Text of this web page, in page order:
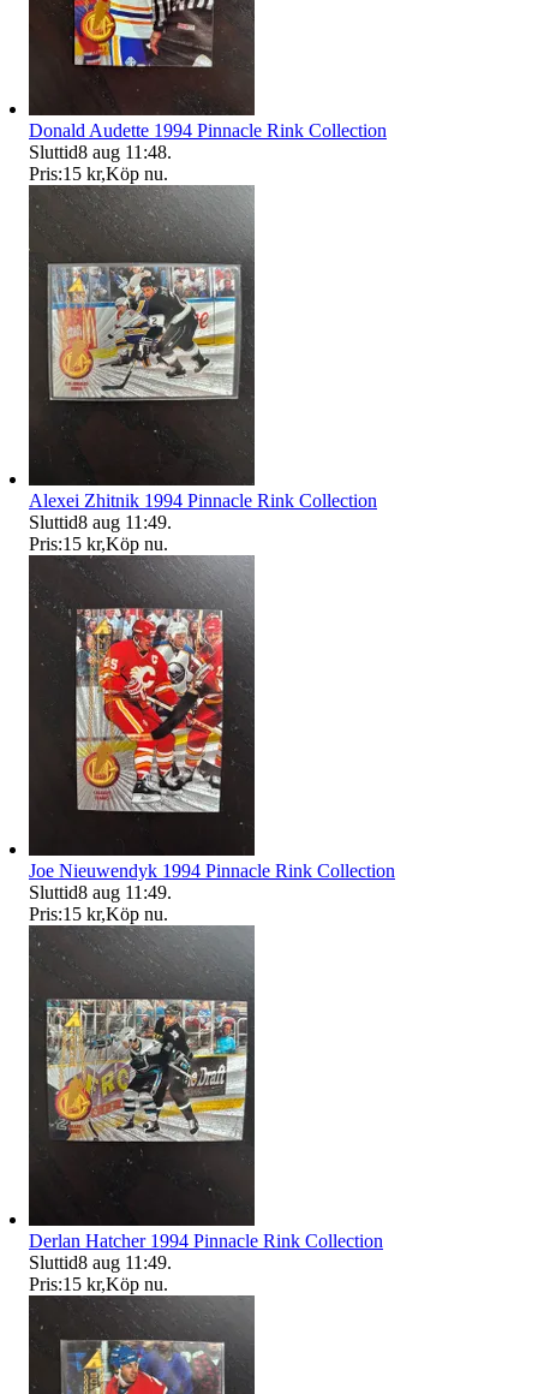
Donald Audette 1994 Pinnacle Rink Collection
Sluttid8 aug 11:48.
Pris:15 kr,Köp nu.
Alexei Zhitnik 1994 Pinnacle Rink Collection
Sluttid8 aug 11:49.
Pris:15 kr,Köp nu.
Joe Nieuwendyk 1994 Pinnacle Rink Collection
Sluttid8 aug 11:49.
Pris:15 kr,Köp nu.
Derlan Hatcher 1994 Pinnacle Rink Collection
Sluttid8 aug 11:49.
Pris:15 kr,Köp nu.